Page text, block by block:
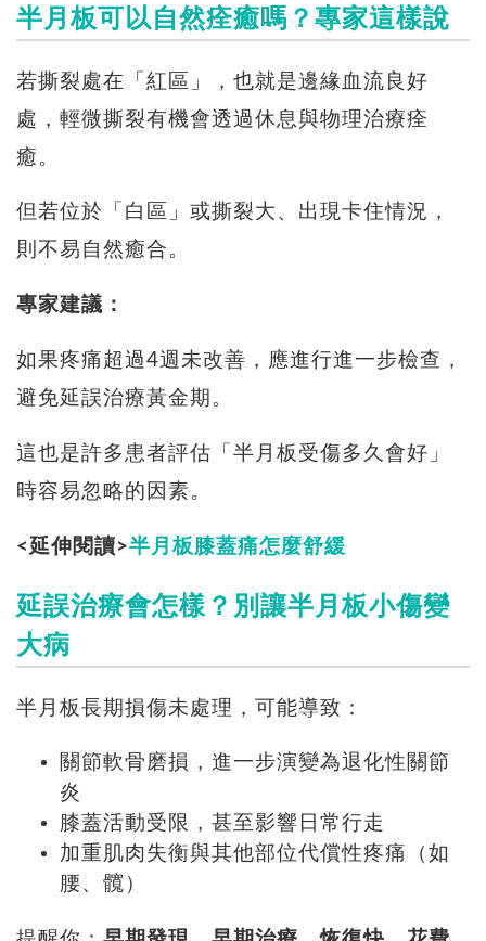
半月板可以自然痊癒嗎？專家這樣說
若撕裂處在「紅區」，也就是邊緣血流良好
處，輕微撕裂有機會透過休息與物理治療痊
癒。
但若位於「白區」或撕裂大、出現卡住情況，
則不易自然癒合。
專家建議：
如果疼痛超過4週未改善，應進行進一步檢查，
避免延誤治療黃金期。
這也是許多患者評估「半月板受傷多久會好」
時容易忽略的因素。
<延伸閱讀>半月板膝蓋痛怎麼舒緩
延誤治療會怎樣？別讓半月板小傷變
大病
半月板長期損傷未處理，可能導致：
關節軟骨磨損，進一步演變為退化性關節
炎
膝蓋活動受限，甚至影響日常行走
加重肌肉失衡與其他部位代償性疼痛（如
腰、髖）